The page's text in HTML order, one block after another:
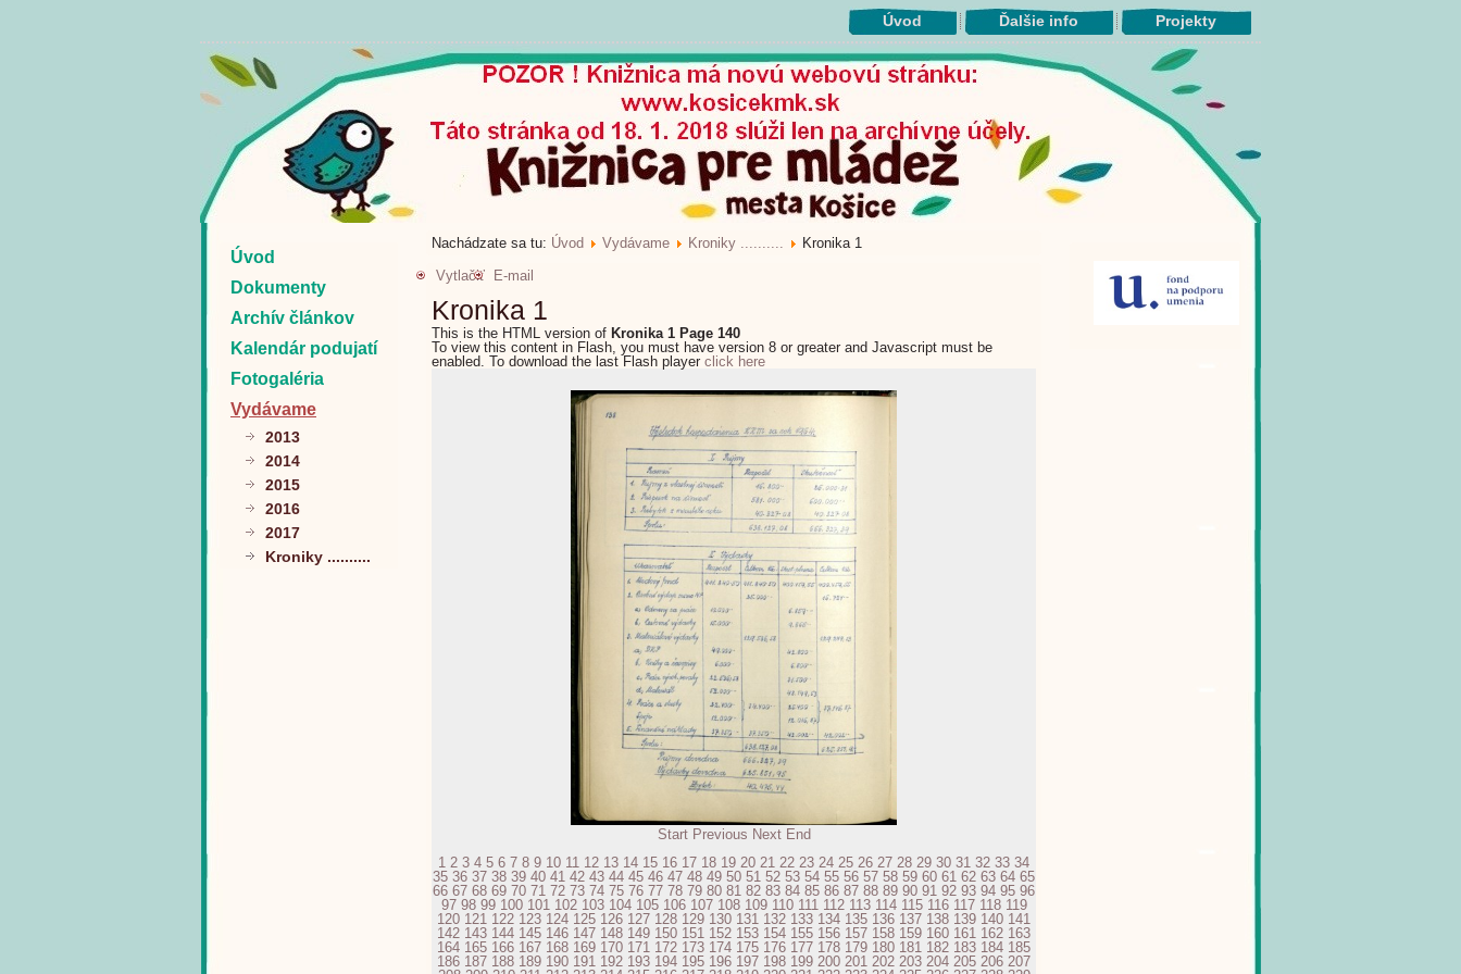
Úvod Ďalšie info Projekty
Úvod
Dokumenty
Archív článkov
Kalendár podujatí
Fotogaléria
Vydávame
2013
2014
2015
2016
2017
Kroniky ..........
Nachádzate sa tu: Úvod Vydávame Kroniky ..........
Kronika 1
Vytlačiť
E-mail
Kronika 1
This is the HTML version of Kronika 1 Page 140
To view this content in Flash, you must have version 8 or greater and Javascript must be
enabled. To download the last Flash player click here
Start Previous Next End
1 2 3 4 5 6 7 8 9 10 11 12 13 14 15 16 17 18 19 20 21 22 23 24 25 26 27 28 29 30 31 32 33 34
35 36 37 38 39 40 41 42 43 44 45 46 47 48 49 50 51 52 53 54 55 56 57 58 59 60 61 62 63 64 65
66 67 68 69 70 71 72 73 74 75 76 77 78 79 80 81 82 83 84 85 86 87 88 89 90 91 92 93 94 95 96
97 98 99 100 101 102 103 104 105 106 107 108 109 110 111 112 113 114 115 116 117 118 119
120 121 122 123 124 125 126 127 128 129 130 131 132 133 134 135 136 137 138 139 140 141
142 143 144 145 146 147 148 149 150 151 152 153 154 155 156 157 158 159 160 161 162 163
164 165 166 167 168 169 170 171 172 173 174 175 176 177 178 179 180 181 182 183 184 185
186 187 188 189 190 191 192 193 194 195 196 197 198 199 200 201 202 203 204 205 206 207